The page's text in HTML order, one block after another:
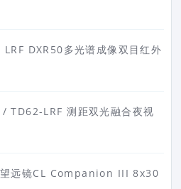
DXR50多光谱成像双目红外
TD62-LRF 测距双光融合夜视
望远镜CL Companion III 8x30